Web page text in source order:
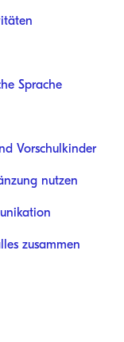
Sprache
Vorschulkinder
nutzen
zusammen